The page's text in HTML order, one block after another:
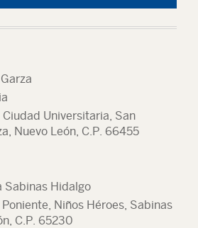
Universitaria, San
Nuevo León, C.P. 66455
Sabinas Hidalgo
Niños Héroes, Sabinas
C.P. 65230